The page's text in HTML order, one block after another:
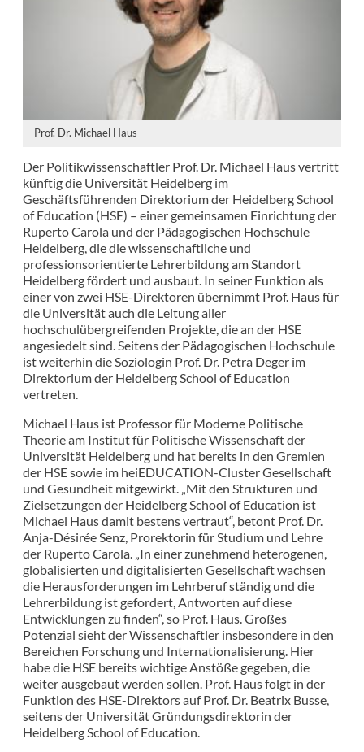
Prof. Dr. Michael Haus
Der Politikwissenschaftler Prof. Dr. Michael Haus vertritt
künftig die Universität Heidelberg im
Geschäftsführenden Direktorium der Heidelberg School
of Education (HSE) – einer gemeinsamen Einrichtung der
Ruperto Carola und der Pädagogischen Hochschule
Heidelberg, die die wissenschaftliche und
professionsorientierte Lehrerbildung am Standort
Heidelberg fördert und ausbaut. In seiner Funktion als
einer von zwei HSE-Direktoren übernimmt Prof. Haus für
die Universität auch die Leitung aller
hochschulübergreifenden Projekte, die an der HSE
angesiedelt sind. Seitens der Pädagogischen Hochschule
ist weiterhin die Soziologin Prof. Dr. Petra Deger im
Direktorium der Heidelberg School of Education
vertreten.
Michael Haus ist Professor für Moderne Politische
Theorie am Institut für Politische Wissenschaft der
Universität Heidelberg und hat bereits in den Gremien
der HSE sowie im heiEDUCATION-Cluster Gesellschaft
und Gesundheit mitgewirkt. „Mit den Strukturen und
Zielsetzungen der Heidelberg School of Education ist
Michael Haus damit bestens vertraut“, betont Prof. Dr.
Anja-Désirée Senz, Prorektorin für Studium und Lehre
der Ruperto Carola. „In einer zunehmend heterogenen,
globalisierten und digitalisierten Gesellschaft wachsen
die Herausforderungen im Lehrberuf ständig und die
Lehrerbildung ist gefordert, Antworten auf diese
Entwicklungen zu finden“, so Prof. Haus. Großes
Potenzial sieht der Wissenschaftler insbesondere in den
Bereichen Forschung und Internationalisierung. Hier
habe die HSE bereits wichtige Anstöße gegeben, die
weiter ausgebaut werden sollen. Prof. Haus folgt in der
Funktion des HSE-Direktors auf Prof. Dr. Beatrix Busse,
seitens der Universität Gründungsdirektorin der
Heidelberg School of Education.